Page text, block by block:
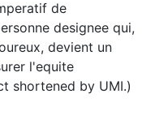
de
designee qui,
devient un
l'equite
shortened by UMI.)